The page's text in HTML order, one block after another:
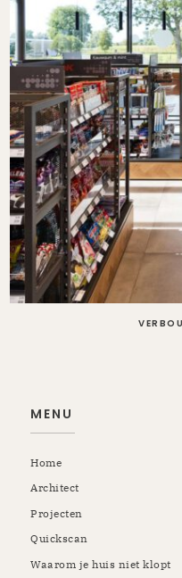
MENU
Home
Architect
Projecten
Quickscan
Waarom je huis niet klopt